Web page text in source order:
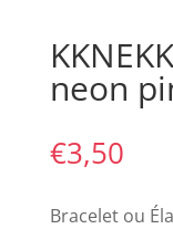
neon
€3,50
Bracelet ou